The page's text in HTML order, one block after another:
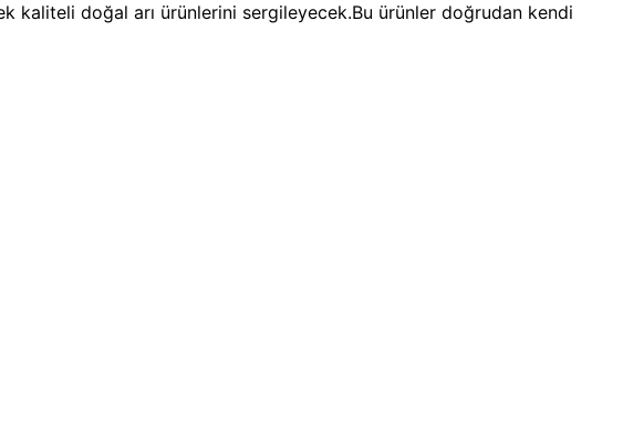
kaliteli doğal arı ürünlerini sergileyecek.Bu ürünler doğrudan kendi